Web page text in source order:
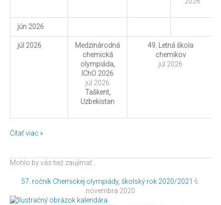
jún 2026
júl 2026
Medzinárodná
chemická
olympiáda,
IChO 2026
júl 2026
Taškent,
Uzbekistan
49. Letná škola
chemikov
júl 2026
Čítať viac »
Mohlo by vás tiež zaujímať…
57. ročník Chemickej olympiády, školský rok 2020/2021 6.
novembra 2020